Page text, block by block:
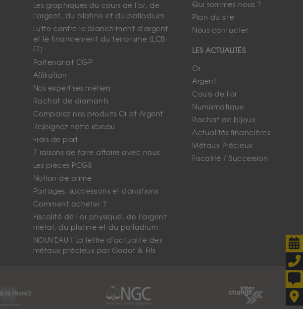
Les graphiques du cours de l'or, de
l'argent, du platine et du palladium
Lutte contre le blanchiment d'argent
et le financement du terrorisme (LCB-
FT)
Partenariat CGP
Affiliation
Nos expertises métiers
Rachat de diamants
Comparez nos produits Or et Argent
Rejoignez notre réseau
Frais de port
7 raisons de faire affaire avec nous
Les pièces PCGS
Notion de prime
Partages, successions et donations
Comment acheter ?
Fiscalité de l'or physique, de l'argent
métal, du platine et du palladium
NOUVEAU ! La lettre d'actualité des
métaux précieux par Godot & Fils
Qui sommes-nous ?
Plan du site
Nous contacter
LES ACTUALITÉS
Or
Argent
Cours de l'or
Numismatique
Rachat de bijoux
Actualités financières
Métaux Précieux
Fiscalité / Succession